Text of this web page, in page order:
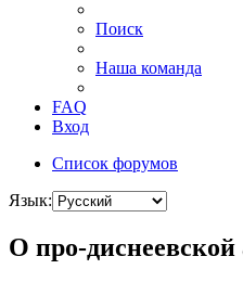
Поиск
Наша команда
FAQ
Вход
Список форумов
Язык:
О про-